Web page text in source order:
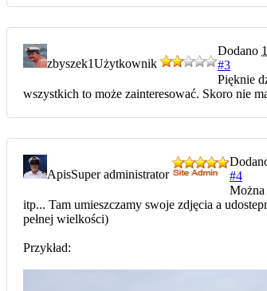
zbyszek1Użytkownik
Dodano
#3
Pięknie
wszystkich to może zainteresować. Skoro nie
ApisSuper administrator
#4
Można
itp... Tam umieszczamy swoje zdjęcia a
pełnej wielkości)
Przykład: